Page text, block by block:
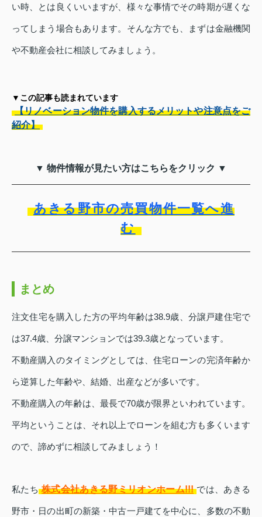
い時、とは良くいいますが、様々な事情でその時期が遅くな
ってしまう場合もあります。そんな方でも、まずは金融機関
や不動産会社に相談してみましょう。
▼この記事も読まれています
【リノベーション物件を購入するメリットや注意点をご
紹介】
▼ 物件情報が見たい方はこちらをクリック ▼
あきる野市の売買物件一覧へ進
む
まとめ
注文住宅を購入した方の平均年齢は38.9歳、分譲戸建住宅で
は37.4歳、分譲マンションでは39.3歳となっています。
不動産購入のタイミングとしては、住宅ローンの完済年齢か
ら逆算した年齢や、結婚、出産などが多いです。
不動産購入の年齢は、最長で70歳が限界といわれています。
平均ということは、それ以上でローンを組む方も多くいます
ので、諦めずに相談してみましょう！
私たち 株式会社あきる野ミリオンホーム!!! では、あきる
野市・日の出町の新築・中古一戸建てを中心に、多数の不動